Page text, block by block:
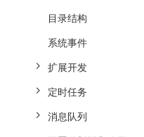
目录结构
系统事件
扩展开发
定时任务
消息队列